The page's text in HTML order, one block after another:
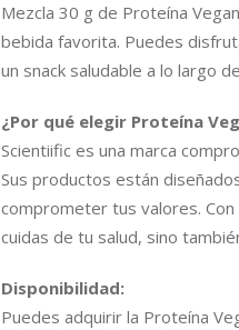
Mezcla 30 g de Proteína
bebida favorita. Puedes
un snack saludable a lo largo
¿Por qué elegir Proteína
Scientiific es una marca
Sus productos están
comprometer tus valores. Con
cuidas de tu salud, sino
Disponibilidad:
Puedes adquirir la Proteína